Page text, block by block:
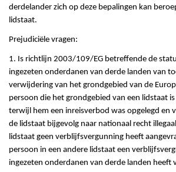
derdelander zich op deze bepalingen kan
lidstaat.
Prejudiciële vragen:
1. Is richtlijn 2003/109/EG betreffende de
ingezeten onderdanen van derde landen van
verwijdering van het grondgebied van de
persoon die het grondgebied van een lidstaat
terwijl hem een inreisverbod was opgelegd en
de lidstaat bijgevolg naar nationaal recht
lidstaat geen verblijfsvergunning heeft
persoon in een andere lidstaat een
ingezeten onderdanen van derde landen heeft